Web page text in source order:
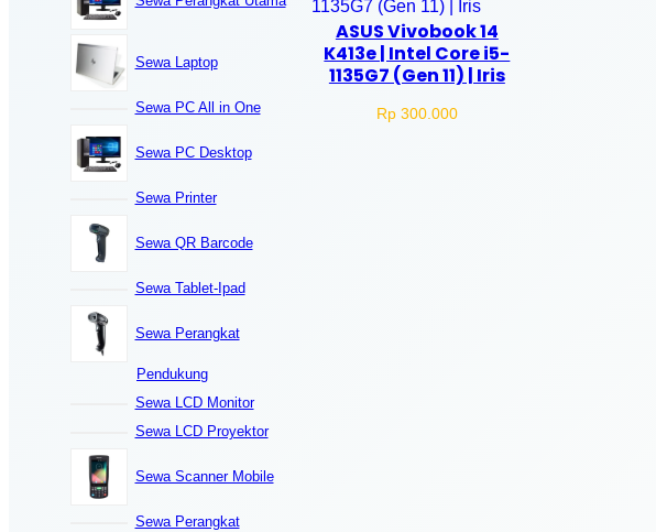
Sewa Laptop
Sewa PC All in One
Sewa PC Desktop
Sewa Printer
Sewa QR Barcode
Sewa Tablet-Ipad
Sewa Perangkat
Pendukung
Sewa LCD Monitor
Sewa LCD Proyektor
Sewa Scanner Mobile
Sewa Perangkat
ASUS Vivobook 14
K413e | Intel Core i5-
1135G7 (Gen 11) | Iris
Rp300.000